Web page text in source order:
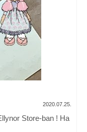
2020.07.25.
Store-ban ! Ha